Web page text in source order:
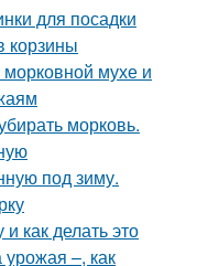
для посадки
корзины
морковной мухе и
морковь.
под зиму.
как делать это
–, как